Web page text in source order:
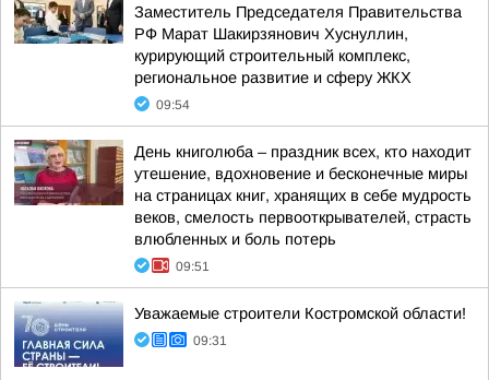
Заместитель Председателя Правительства
РФ Марат Шакирзянович Хуснуллин,
курирующий строительный комплекс,
региональное развитие и сферу ЖКХ
09:54
День книголюба – праздник всех, кто находит
утешение, вдохновение и бесконечные миры
на страницах книг, хранящих в себе мудрость
веков, смелость первооткрывателей, страсть
влюбленных и боль потерь
09:51
Уважаемые строители Костромской области!
09:31